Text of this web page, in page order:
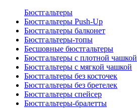
Бюстгальтеры
Бюстгальтеры Push-Up
Бюстгальтеры балконет
Бюстгальтеры-топы
Бесшовные бюстгальтеры
Бюстгальтеры с плотной чашкой
Бюстгальтеры с мягкой чашкой
Бюстгальтеры без косточек
Бюстгальтеры без бретелек
Бюстгальтеры спейсер
Бюстгальтеры-бралетты